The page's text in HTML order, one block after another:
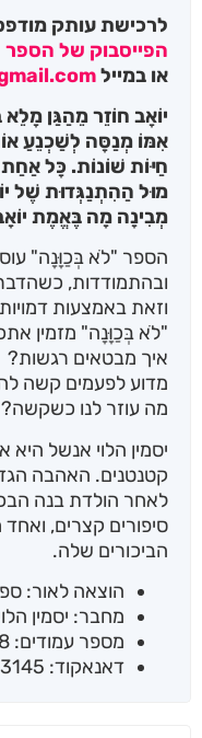
לרכישת עותק
הפייסבוק של הספר
או במייל
יוֹאָב חוֹזֵר מֵהַגַּן
אִמּוֹ מְנַסָּה לְשַׁכְנֵעַ
חַיּוֹת שׁוֹנוֹת. כָּל
מוּל הַהִתְנַגְּדוּת שֶׁל
מְבִינָה מָה בֶּאֱמֶת
הספר "לֹא בְּכַוָּנָה"
ובהתמודדות,
וזאת באמצעות
"לֹא בְּכַוָּנָה" מזמין
איך מבטאים רגשות?
מדוע לפעמים קשה
מה עוזר לנו כשקשה?
יסמין הלוי אנשל
קטנטנים. האהבה
לאחר הולדת בנה
סיפורים קצרים,
הביכורים שלה.
הוצאה לאור:
מחבר: יסמין
מספר עמודים: 28
דאנאקוד: 1272-3145